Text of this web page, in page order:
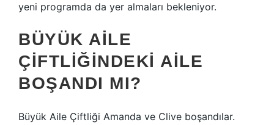
yeni programda da yer almaları bekleniyor.
BÜYÜK AILE
ÇIFTLIĞINDEKI AILE
BOŞANDI MI?
Büyük Aile Çiftliği Amanda ve Clive boşandılar.